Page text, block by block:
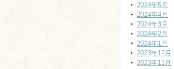
2024年5月
2024年4月
2024年3月
2024年2月
2024年1月
2023年12月
2023年11月